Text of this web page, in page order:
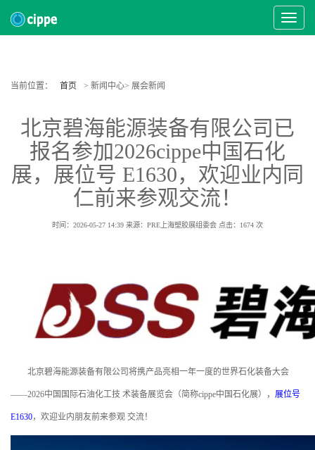
Toggle
当前位置： 首页 > 新闻中心> 展会新闻
北京碧海能源装备有限公司已
报名参加2026cippe中国石化
展，展位号 E1630，欢迎业内同
仁前来参观交流！
时间：2026-05-27 14:39 来源：PRE上海塑胶展组委会 点击： 1674 次
北京碧海能源装备有限公司将携产品亮相一年一度的世界石化装备大会
——2026中国国际石油化工技 术装备展览会（简称cippe中国石化展）， 展位号
E1630，欢迎业内朋友前来参观 交流！